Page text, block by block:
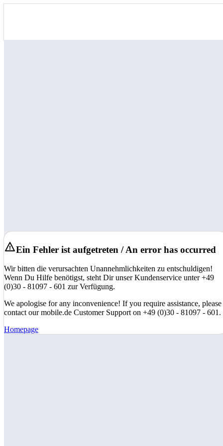
Ein Fehler ist aufgetreten / An error has occurred
Wir bitten die verursachten Unannehmlichkeiten zu entschuldigen!
Wenn Du Hilfe benötigst, steht Dir unser Kundenservice unter +49
(0)30 - 81097 - 601 zur Verfügung.
We apologise for any inconvenience! If you require assistance, please
contact our mobile.de Customer Support on +49 (0)30 - 81097 - 601.
Homepage